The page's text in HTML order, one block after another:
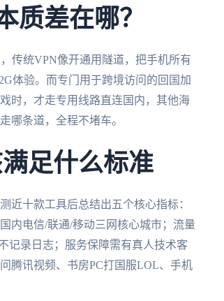
质差在哪？
传统VPN像开通用隧道，把手机所有
体验。而专门用于跨境访问的回国加
时，才走专用线路直连国内，其他海
哪条道，全程不堵车。
足什么标准
近十款工具后总结出五个核心指标：
内电信/联通/移动三网核心城市；流量
记录日志；服务保障需有真人技术客
腾讯视频、书房PC打国服LOL、手机